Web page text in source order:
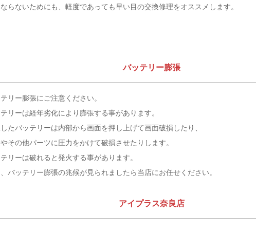
らないためにも、軽度であっても早い目の交換修理をオススメします。
バッテリー膨張
リー膨張にご注意ください。
リーは経年劣化により膨張する事があります。
たバッテリーは内部から画面を押し上げて画面破損したり、
その他パーツに圧力をかけて破損させたりします。
リーは破れると発火する事があります。
バッテリー膨張の兆候が見られましたら当店にお任せください。
アイプラス奈良店